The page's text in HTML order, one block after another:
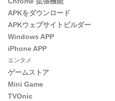
APKをダウンロード
APKウェブサイトビルダー
Windows APP
iPhone APP
エンタメ
ゲームストア
Mini Game
TVOnic